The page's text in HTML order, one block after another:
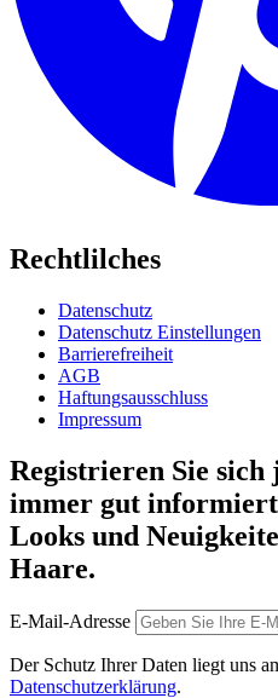
Rechtlilches
Datenschutz
Datenschutz Einstellungen
Barrierefreiheit
AGB
Haftungsausschluss
Impressum
Registrieren Sie sich
immer gut informiert
Looks und
Haare.
E-Mail-Adresse
Der Schutz Ihrer Daten liegt uns
Datenschutzerklärung.